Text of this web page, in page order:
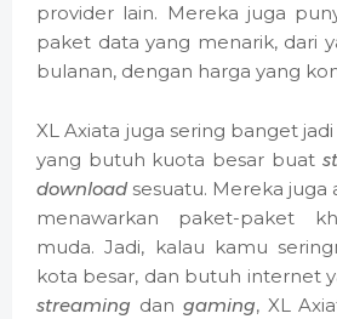
provider lain. Mereka juga
paket data yang menarik, dari
bulanan, dengan harga yang
XL Axiata juga sering banget
yang butuh kuota besar buat
download sesuatu. Mereka
menawarkan paket-paket
muda. Jadi, kalau kamu
kota besar, dan butuh internet
streaming dan gaming, XL